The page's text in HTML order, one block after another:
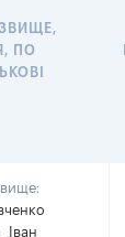
ПО
Іван